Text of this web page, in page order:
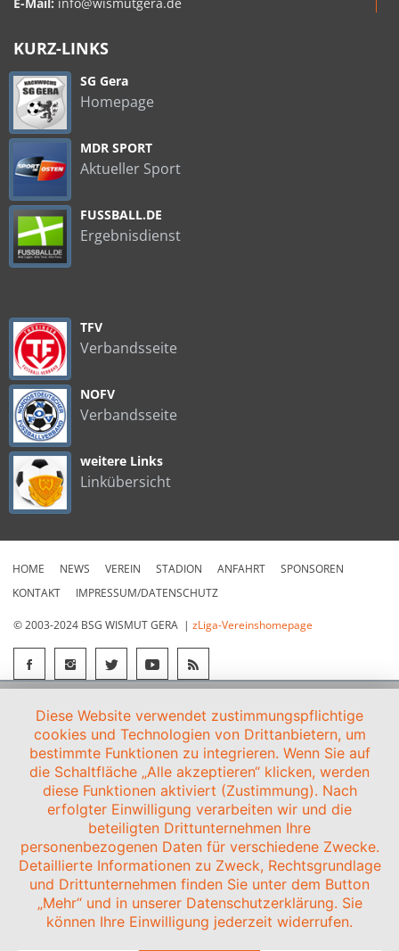
KURZ-LINKS
SG Gera
Homepage
MDR SPORT
Aktueller Sport
FUSSBALL.DE
Ergebnisdienst
TFV
Verbandsseite
NOFV
Verbandsseite
weitere Links
Linkübersicht
HOME NEWS VEREIN STADION ANFAHRT
SPONSOREN
KONTAKT
IMPRESSUM/DATENSCHUTZ
© 2003-2024 BSG WISMUT GERA | zLiga-Vereinshomepage
Diese Website verwendet zustimmungspflichtige
cookies und Technologien von Drittanbietern, um
bestimmte Funktionen zu integrieren. Wenn Sie auf
die Schaltfläche „Alle akzeptieren“ klicken, werden
diese Funktionen aktiviert (Zustimmung). Nach
erfolgter Einwilligung verarbeiten wir und die
beteiligten Drittunternehmen Ihre
personenbezogenen Daten für verschiedene Zwecke.
Detaillierte Informationen zu Zweck, Rechtsgrundlage
und Drittunternehmen finden Sie unter dem Button
„Mehr“ und in unserer Datenschutzerklärung. Sie
können Ihre Einwilligung jederzeit widerrufen.